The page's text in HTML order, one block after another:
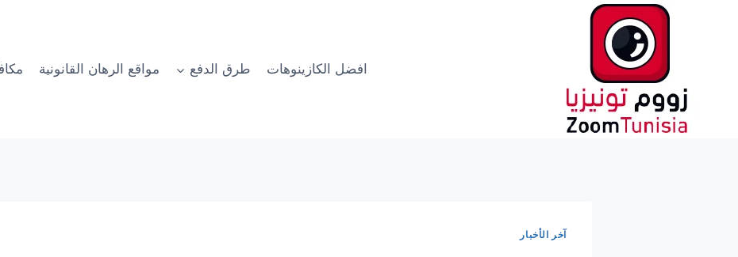
افضل الكازينوهات
طرق الدفع مواقع الرهان القانونية
آخر الأخبار